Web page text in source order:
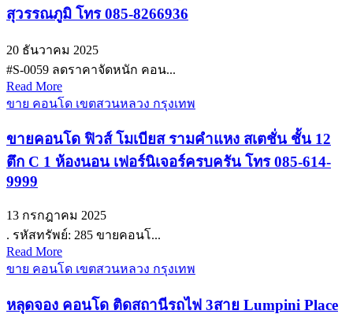
สุวรรณภูมิ โทร 085-8266936
20 ธันวาคม 2025
#S-0059 ลดราคาจัดหนัก คอน...
Read More
ขาย คอนโด เขตสวนหลวง กรุงเทพ
ขายคอนโด ฟิวส์ โมเบียส รามคำแหง สเตชั่น ชั้น 12
ตึก C 1 ห้องนอน เฟอร์นิเจอร์ครบครัน โทร 085-614-
9999
13 กรกฎาคม 2025
. รหัสทรัพย์: 285 ขายคอนโ...
Read More
ขาย คอนโด เขตสวนหลวง กรุงเทพ
หลุดจอง คอนโด ติดสถานีรถไฟ 3สาย Lumpini Place